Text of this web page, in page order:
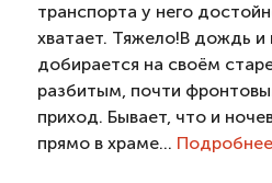
транспорта у него
хватает. Тяжело!В дождь и
добирается на своём
разбитым, почти
приход. Бывает, что и
прямо в храме... Подробнее